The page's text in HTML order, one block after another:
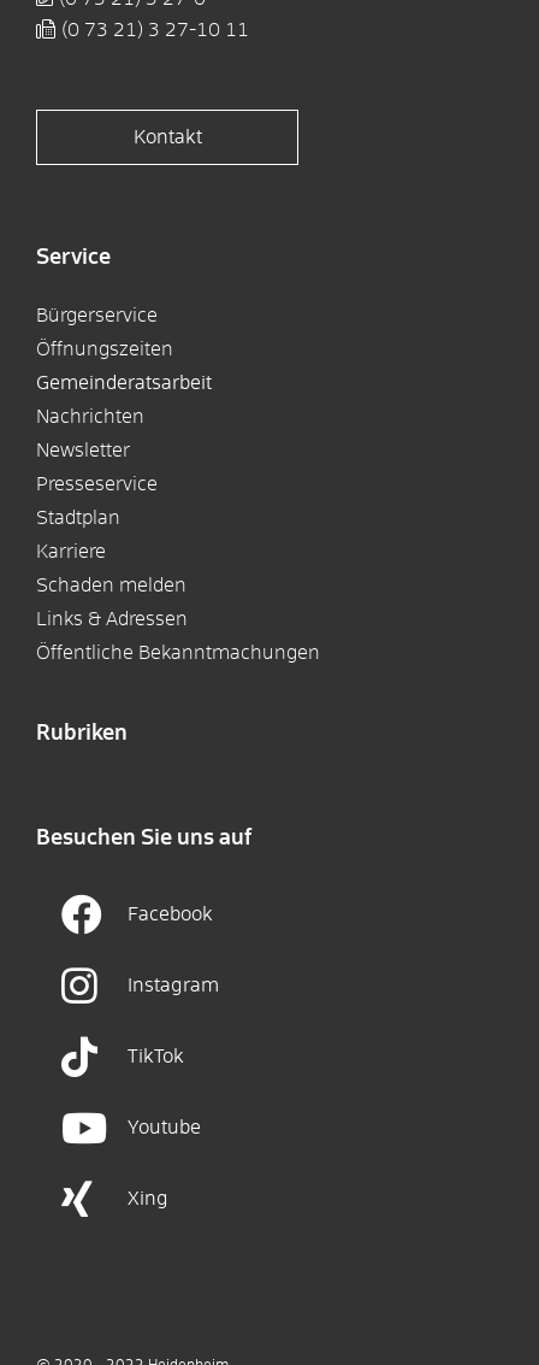
(0 73 21) 3 27-10 11
Kontakt
Service
Bürgerservice
Öffnungszeiten
Gemeinderatsarbeit
Nachrichten
Newsletter
Presseservice
Stadtplan
Karriere
Schaden melden
Links & Adressen
Öffentliche Bekanntmachungen
Rubriken
Besuchen Sie uns auf
Facebook
Instagram
TikTok
Youtube
Xing